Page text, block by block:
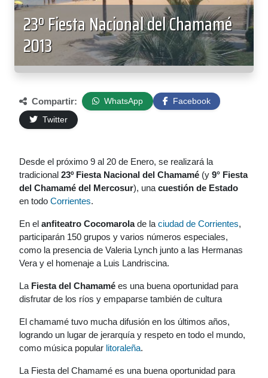
23º Fiesta Nacional del Chamamé
2013
Compartir: WhatsApp
Facebook
Twitter
Desde el próximo 9 al 20 de Enero, se realizará la
tradicional 23º Fiesta Nacional del Chamamé (y 9° Fiesta
del Chamamé del Mercosur), una cuestión de Estado
en todo Corrientes.
En el anfiteatro Cocomarolade la ciudad de Corrientes,
participarán 150 grupos y varios números especiales,
como la presencia de Valeria Lynch junto a las Hermanas
Vera y el homenaje a Luis Landriscina.
La Fiesta del Chamamé es una buena oportunidad para
disfrutar de los ríos y empaparse también de cultura
El chamamé tuvo mucha difusión en los últimos años,
logrando un lugar de jerarquía y respeto en todo el mundo,
como música popular litoraleña.
La Fiesta del Chamamé es una buena oportunidad para